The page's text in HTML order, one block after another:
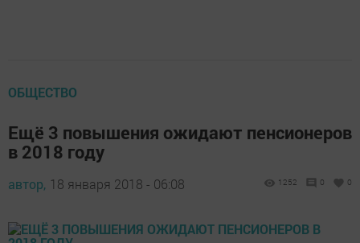
ОБЩЕСТВО
Ещё 3 повышения ожидают пенсионеров
в 2018 году
автор, 18 января 2018 - 06:08 1252 0 0